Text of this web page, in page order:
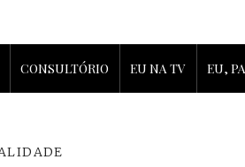
CONSULTÓRIO EU NA TV EU,